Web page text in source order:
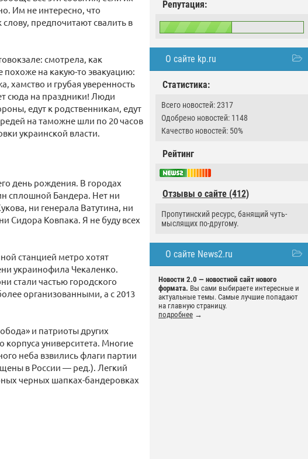
Репутация:
О сайте kp.ru
Статистика:
Всего новостей: 2317
Одобрено новостей: 1148
Качество новостей: 50%
Рейтинг
Отзывы о сайте (412)
Пропутинский ресурс, банящий чуть-
мыслящих по-другому.
О сайте News2.ru
Новости 2.0 — новостной сайт нового
формата. Вы сами выбираете интересные и
актуальные темы. Самые лучшие попадают
на главную страницу.
подробнее →
Им не интересно, что
предпочитают свалить в
смотрела, как
на какую-то эвакуацию:
хамство и грубая уверенность
сюда на праздники! Люди
едут к родственникам, едут
на таможне шли по 20 часов
украинской власти.
день рождения. В городах
сплошной Бандера. Нет ни
ни генерала Ватутина, ни
Сидора Ковпака. Я не буду всех
станцией метро хотят
украинофила Чекаленко.
стали частью городского
организованными, а с 2013
и патриоты других
корпуса университета. Многие
неба взвились флаги партии
в России — ред.). Легкий
черных шапках-бандеровках